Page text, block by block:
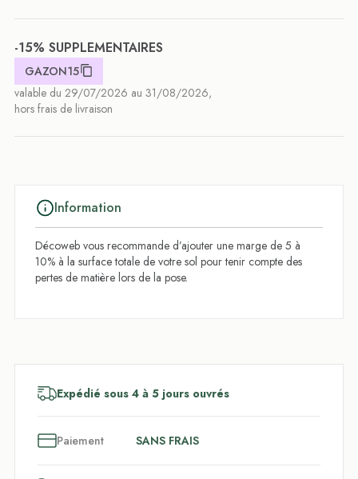
-15% SUPPLEMENTAIRES
GAZON15
valable du 29/07/2026 au 31/08/2026,
hors frais de livraison
Information
Décoweb vous recommande d’ajouter une marge de 5 à
10% à la surface totale de votre sol pour tenir compte des
pertes de matière lors de la pose.
Expédié sous 4 à 5 jours ouvrés
Paiement SANS FRAIS